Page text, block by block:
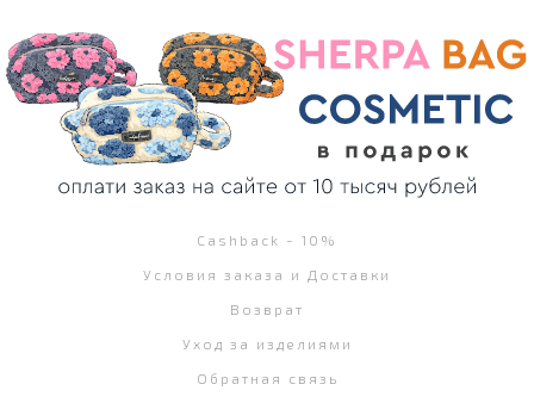
Cashback - 10%
Условия заказа и Доставки
Возврат
Уход за изделиями
Обратная связь